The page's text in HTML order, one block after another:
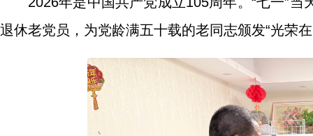
退休老党员，为党龄满五十载的老同志颁发“光荣